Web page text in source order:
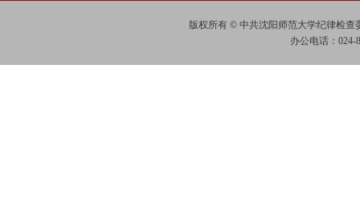
版权所有 © 中共沈阳师范大学纪律检
办公电话：024-